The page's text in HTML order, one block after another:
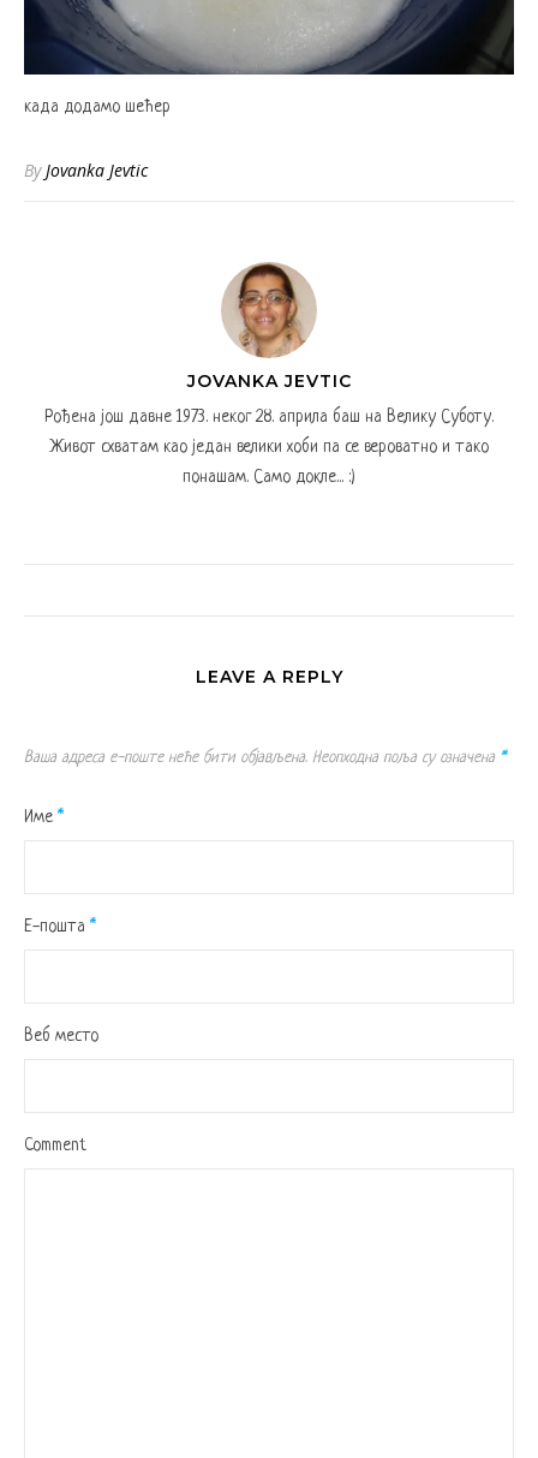
када додамо шећер
ByJovanka Jevtic
JOVANKA JEVTIC
Рођена још давне 1973. неког 28. априла баш на Велику Суботу.
Живот схватам као један велики хоби па се вероватно и тако
понашам. Само докле... :)
LEAVE A REPLY
Ваша адреса е-поште неће бити објављена. Неопходна поља су означена *
Име *
Е-пошта *
Веб место
Comment